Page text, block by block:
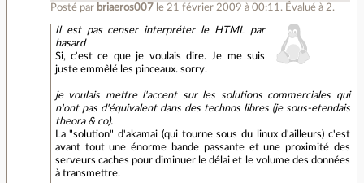
Posté par briaeros007 le 21 février 2009 à 00:11 . Évalué à 2.
Il est pas censer interpréter le HTML par
hasard
Si, c'est ce que je voulais dire. Je me suis
juste emmêlé les pinceaux. sorry.
je voulais mettre l'accent sur les solutions commerciales qui
n'ont pas d'équivalent dans des technos libres (je sous-etendais
theora & co).
La "solution" d'akamai (qui tourne sous du linux d'ailleurs) c'est
avant tout une énorme bande passante et une proximité des
serveurs caches pour diminuer le délai et le volume des données
à transmettre.